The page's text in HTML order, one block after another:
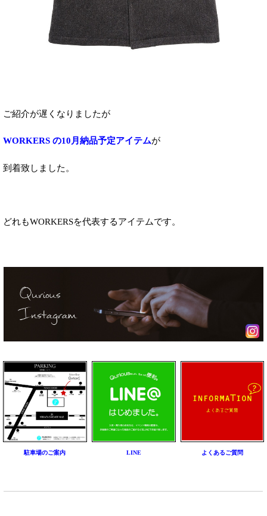
ご紹介が遅くなりましたが
WORKERS の10月納品予定アイテムが
到着致しました。
どれもWORKERSを代表するアイテムです。
駐車場のご案内 LINE よくあるご質問